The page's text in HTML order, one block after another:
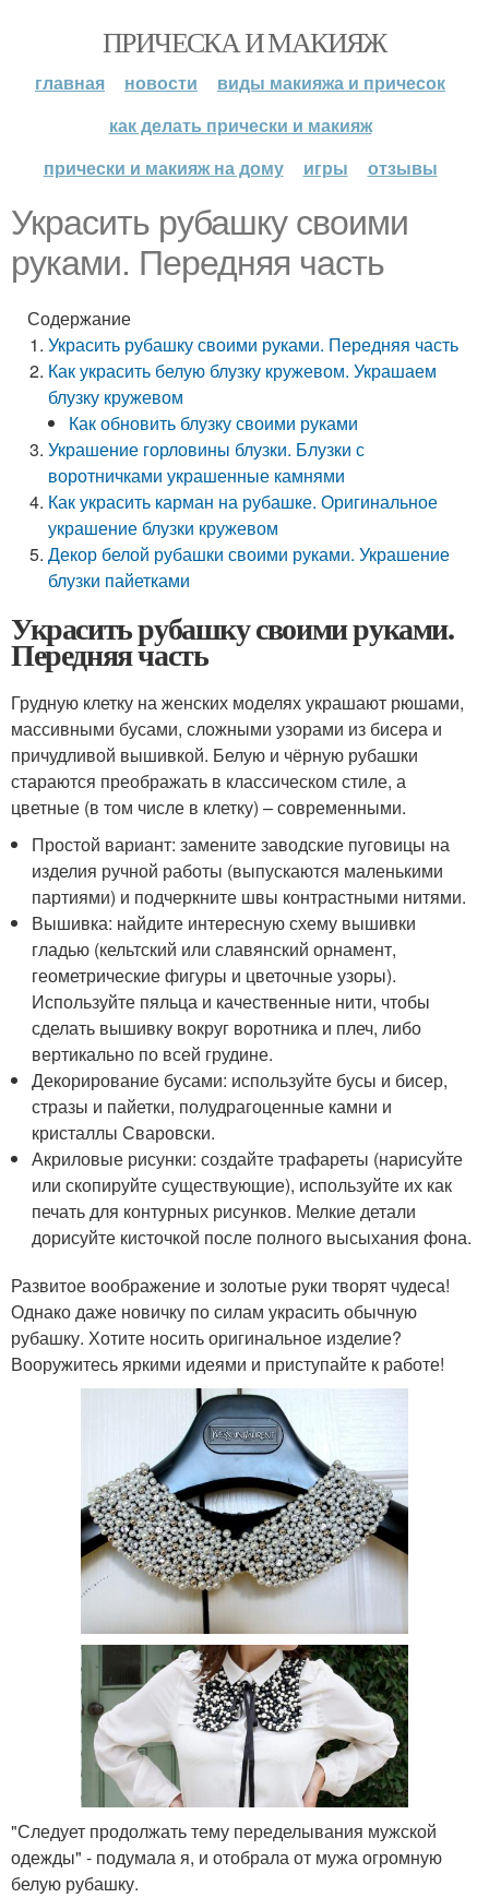
ПРИЧЕСКА И МАКИЯЖ
главная новости
виды макияжа и причесок
как делать прически и макияж
прически и макияж на дому
игры отзывы
Украсить рубашку своими
руками. Передняя часть
Содержание
Украсить рубашку своими руками. Передняя часть
Как украсить белую блузку кружевом. Украшаем
блузку кружевом
Как обновить блузку своими руками
Украшение горловины блузки. Блузки с
воротничками украшенные камнями
Как украсить карман на рубашке. Оригинальное
украшение блузки кружевом
Декор белой рубашки своими руками. Украшение
блузки пайетками
Украсить рубашку своими руками.
Передняя часть
Грудную клетку на женских моделях украшают рюшами,
массивными бусами, сложными узорами из бисера и
причудливой вышивкой. Белую и чёрную рубашки
стараются преображать в классическом стиле, а
цветные (в том числе в клетку) – современными.
Простой вариант: замените заводские пуговицы на
изделия ручной работы (выпускаются маленькими
партиями) и подчеркните швы контрастными нитями.
Вышивка: найдите интересную схему вышивки
гладью (кельтский или славянский орнамент,
геометрические фигуры и цветочные узоры).
Используйте пяльца и качественные нити, чтобы
сделать вышивку вокруг воротника и плеч, либо
вертикально по всей грудине.
Декорирование бусами: используйте бусы и бисер,
стразы и пайетки, полудрагоценные камни и
кристаллы Сваровски.
Акриловые рисунки: создайте трафареты (нарисуйте
или скопируйте существующие), используйте их как
печать для контурных рисунков. Мелкие детали
дорисуйте кисточкой после полного высыхания фона.
Развитое воображение и золотые руки творят чудеса!
Однако даже новичку по силам украсить обычную
рубашку. Хотите носить оригинальное изделие?
Вооружитесь яркими идеями и приступайте к работе!
"Следует продолжать тему переделывания мужской
одежды" - подумала я, и отобрала от мужа огромную
белую рубашку.